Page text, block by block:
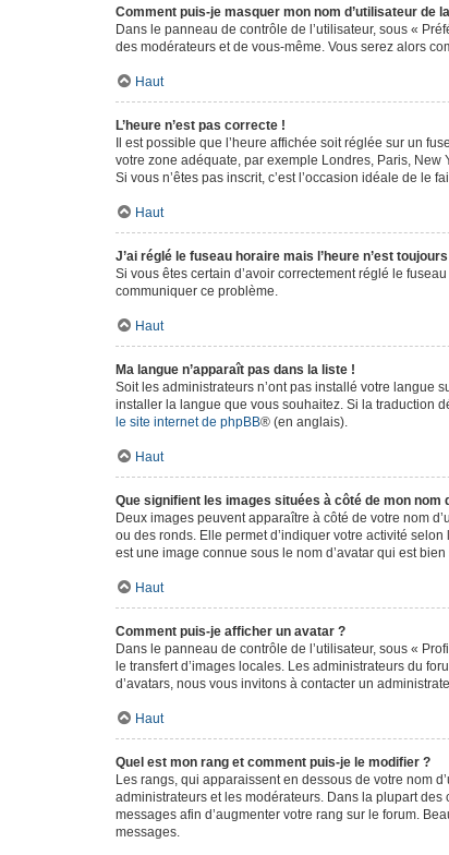
Comment puis-je masquer mon nom d’utilisateur de
Dans le panneau de contrôle de l’utilisateur, sous «
des modérateurs et de vous-même. Vous serez alors
Haut
L’heure n’est pas correcte !
Il est possible que l’heure affichée soit réglée sur un
votre zone adéquate, par exemple Londres, Paris, New
Si vous n’êtes pas inscrit, c’est l’occasion idéale de le
Haut
J’ai réglé le fuseau horaire mais l’heure n’est
Si vous êtes certain d’avoir correctement réglé le
communiquer ce problème.
Haut
Ma langue n’apparaît pas dans la liste !
Soit les administrateurs n’ont pas installé votre langue
installer la langue que vous souhaitez. Si la traduction
le site internet de phpBB® (en anglais).
Haut
Que signifient les images situées à côté de mon nom
Deux images peuvent apparaître à côté de votre nom
ou des ronds. Elle permet d’indiquer votre activité
est une image connue sous le nom d’avatar qui est
Haut
Comment puis-je afficher un avatar ?
Dans le panneau de contrôle de l’utilisateur, sous «
le transfert d’images locales. Les administrateurs du
d’avatars, nous vous invitons à contacter un
Haut
Quel est mon rang et comment puis-je le modifier ?
Les rangs, qui apparaissent en dessous de votre nom
administrateurs et les modérateurs. Dans la plupart
messages afin d’augmenter votre rang sur le forum.
messages.